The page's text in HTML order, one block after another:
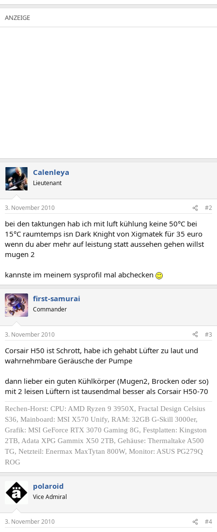
Calenleya
Lieutenant
3. November 2010 #2
bei den taktungen hab ich mit luft kühlung keine 50°C bei
15°C raumtemps isn Dark Knight von Xigmatek für 35 euro
wenn du aber mehr auf leistung statt aussehen gehen willst
mugen 2
kannste im meinem sysprofil mal abchecken
first-samurai
Commander
3. November 2010 #3
Corsair H50 ist Schrott, habe ich gehabt Lüfter zu laut und
wahrnehmbare Geräusche der Pumpe
dann lieber ein guten Kühlkörper (Mugen2, Brocken oder so)
mit 2 leisen Lüftern ist tausendmal besser als Corsair H50-70
Rechen-Horst: CPU: AMD Ryzen 9 3950X, Fractal Design Celsius
S36, Mainboard: MSI X570 Unify, RAM: 32GB G-Skill 3000er,
Grafik: MSI GeForce RTX 3070 Gaming 8G, Festplatten: Kingston
2TB, Adata XPG Gammix X50 2TB, Gehäuse: Thermaltake A500
TG, Netzteil: Enermax MaxTytan 800W, Monitor: ASUS PG279Q
ROG
polaroid
Vice Admiral
3. November 2010 #4